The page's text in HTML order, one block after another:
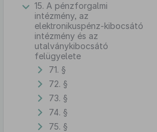
15. A pénzforgalmi
intézmény, az
elektronikuspénz-kibocsátó
intézmény és az
utalványkibocsátó
felügyelete
71. §
72. §
73. §
74. §
75. §